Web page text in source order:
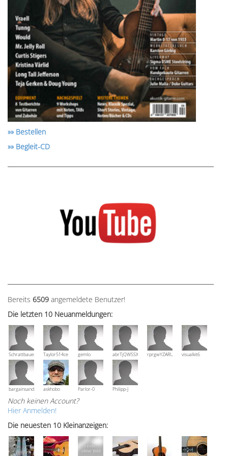
»» Bestellen
»» Begleit-CD
Bereits 6509 angemeldete Benutzer!
Die letzten 10 Neuanmeldungen:
Schrattbauer Taylor514ce gemlo abrTjQWSSXuVznPolErprgwYZARUTZQyCWESpD
visualkit6
bargainsandmoreaskhobo Parlor-0 Philipp-J
Noch keinen Account?
Hier Anmelden!
Die neuesten 10 Kleinanzeigen: